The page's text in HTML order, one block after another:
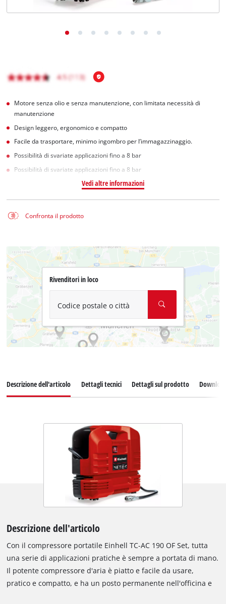
Motore senza olio e senza manutenzione, con limitata necessità di
manutenzione
Design leggero, ergonomico e compatto
Facile da trasportare, minimo ingombro per l’immagazzinaggio.
Possibilità di svariate applicazioni fino a 8 bar
Possibilità di svariate applicazioni fino a 8 bar
Vedi altre informazioni
Confronta il prodotto
Rivenditori in loco
Codice postale o città
Descrizione dell'articolo Dettagli tecnici Dettagli sul prodotto
Descrizione dell'articolo
Con il compressore portatile Einhell TC-AC 190 OF Set, tutta
una serie di applicazioni pratiche è sempre a portata di mano.
Il potente compressore d'aria è piatto e facile da usare,
pratico e compatto, e ha un posto permanente nell'officina e